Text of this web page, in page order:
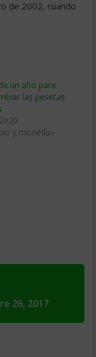
de 2002, cuando
un año para
las pesetas
y moneda»
26, 2017